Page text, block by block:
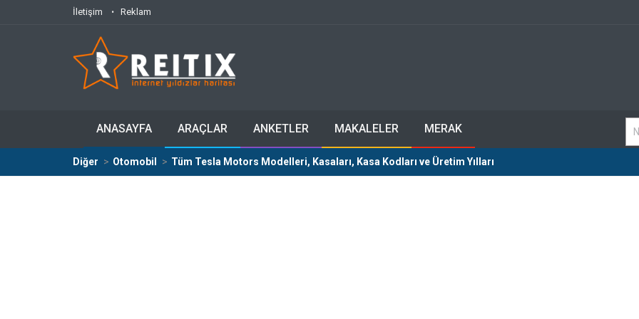
İletişim Reklam
ANASAYFA ARAÇLAR ANKETLER MAKALELER MERAK
Diğer Otomobil Tüm Tesla Motors Modelleri, Kasaları, Kasa Kodları ve Üretim Yılları